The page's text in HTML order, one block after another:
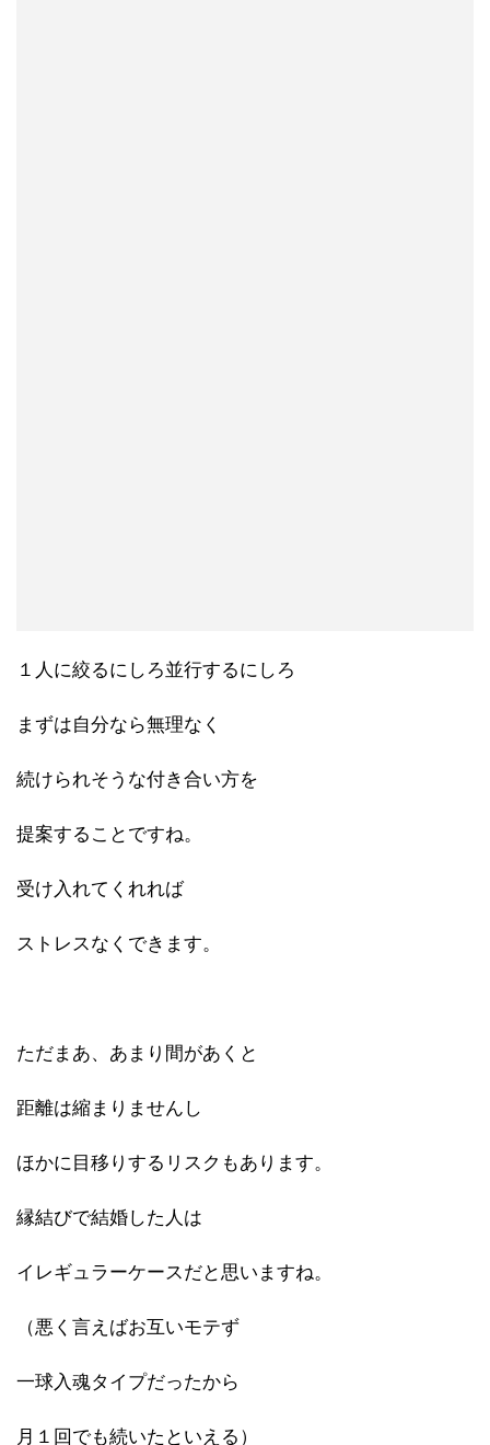
１人に絞るにしろ並行するにしろ
まずは自分なら無理なく
続けられそうな付き合い方を
提案することですね。
受け入れてくれれば
ストレスなくできます。
ただまあ、あまり間があくと
距離は縮まりませんし
ほかに目移りするリスクもあります。
縁結びで結婚した人は
イレギュラーケースだと思いますね。
（悪く言えばお互いモテず
一球入魂タイプだったから
月１回でも続いたといえる）